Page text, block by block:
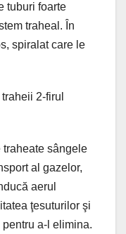
tuburi foarte
traheal. În
spiralat care le
2-firul
traheate sângele
al gazelor,
aerul
ţesuturilor şi
a-l elimina.